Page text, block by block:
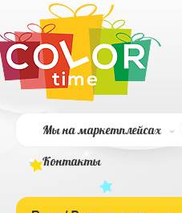
Мы на маркетплейсах
Контакты